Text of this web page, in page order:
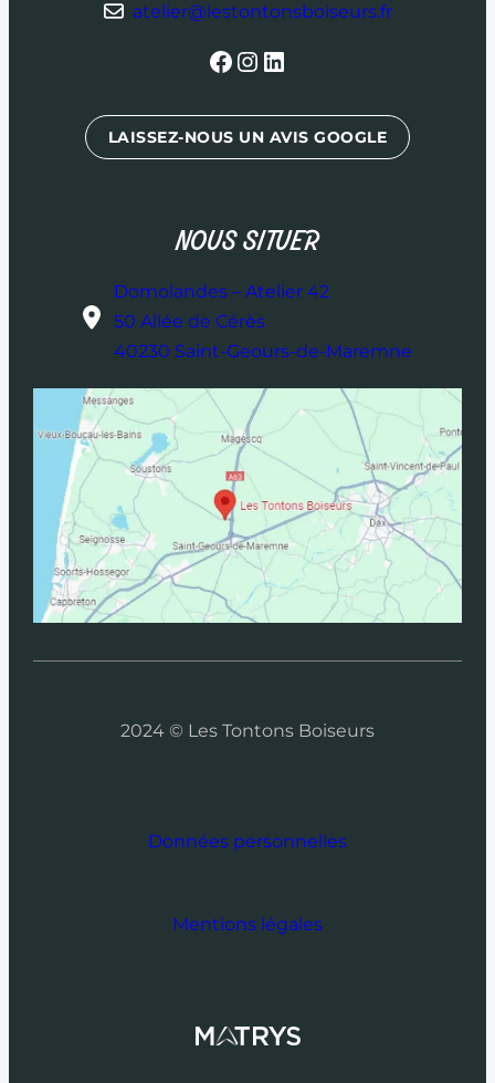
atelier@lestontonsboiseurs.fr
Facebook Instagram LinkedIn
LAISSEZ-NOUS UN AVIS GOOGLE
NOUS SITUER
Domolandes – Atelier 42
50 Allée de Cérès
40230 Saint-Geours-de-Maremne
2024 © Les Tontons Boiseurs
Données personnelles
Mentions légales